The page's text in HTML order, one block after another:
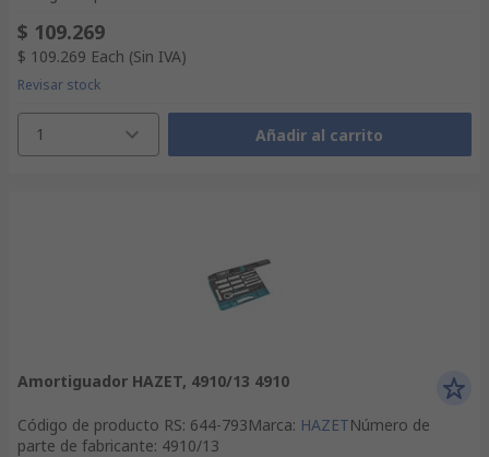
$ 109.269
$ 109.269 Each (Sin IVA)
Revisar stock
1 Añadir al carrito
Amortiguador HAZET, 4910/13 4910
Código de producto RS: 644-793Marca: HAZETNúmero de
parte de fabricante: 4910/13